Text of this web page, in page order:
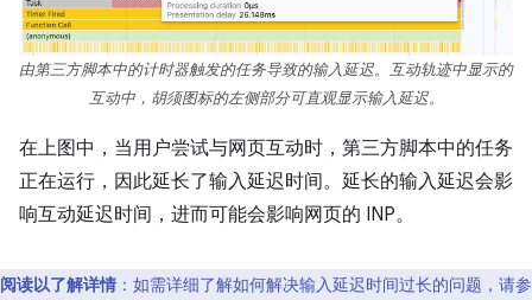
由第三方脚本中的计时器触发的任务导致的输入延迟。互动轨迹中显示的
互动中，胡须图标的左侧部分可直观显示输入延迟。
在上图中，当用户尝试与网页互动时，第三方脚本中的任务
正在运行，因此延长了输入延迟时间。延长的输入延迟会影
响互动延迟时间，进而可能会影响网页的 INP。
阅读以了解详情 ：如需详细了解如何解决输入延迟时间过长的问题，请